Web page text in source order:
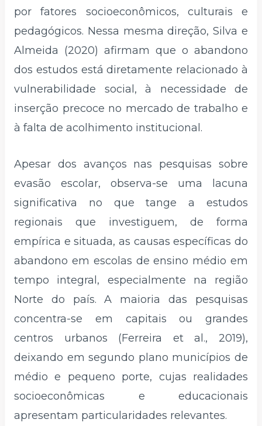
por fatores socioeconômicos, culturais e
pedagógicos. Nessa mesma direção, Silva e
Almeida (2020) afirmam que o abandono
dos estudos está diretamente relacionado à
vulnerabilidade social, à necessidade de
inserção precoce no mercado de trabalho e
à falta de acolhimento institucional.
Apesar dos avanços nas pesquisas sobre
evasão escolar, observa-se uma lacuna
significativa no que tange a estudos
regionais que investiguem, de forma
empírica e situada, as causas específicas do
abandono em escolas de ensino médio em
tempo integral, especialmente na região
Norte do país. A maioria das pesquisas
concentra-se em capitais ou grandes
centros urbanos (Ferreira et al., 2019),
deixando em segundo plano municípios de
médio e pequeno porte, cujas realidades
socioeconômicas e educacionais
apresentam particularidades relevantes.